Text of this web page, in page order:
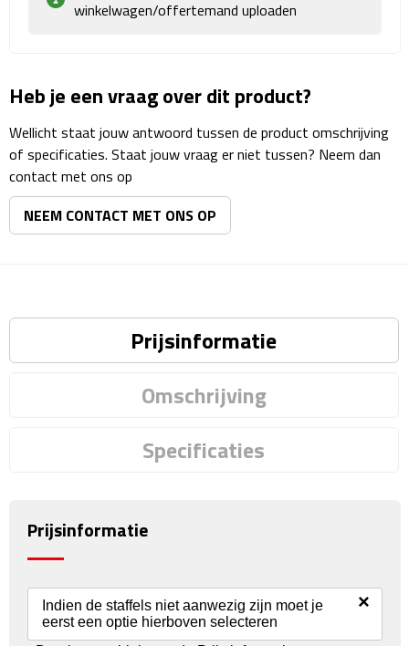
Fiets Accessoires
Fietsbellen
Fietstassen
Fiets telefoonhouders
Fietssloten
Fietsverlichting
Fiets reparatiesets
Drinkbekers
Bekers
Bidons
winkelwagen/offertemand uploaden
Heb je een vraag over dit product?
Wellicht staat jouw antwoord tussen de product omschrijving
of specificaties. Staat jouw vraag er niet tussen? Neem dan
contact met ons op
NEEM CONTACT MET ONS OP
Prijsinformatie
Omschrijving
Specificaties
Prijsinformatie
Indien de staffels niet aanwezig zijn moet je
eerst een optie hierboven selecteren
×